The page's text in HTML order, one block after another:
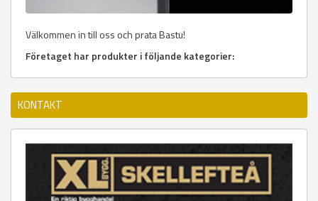
Välkommen in till oss och prata Bastu!
Företaget har produkter i följande kategorier:
KONTAKT